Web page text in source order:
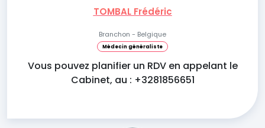
TOMBAL Frédéric
Branchon - Belgique
Médecin généraliste
Vous pouvez planifier un RDV en appelant le
Cabinet, au : +3281856651